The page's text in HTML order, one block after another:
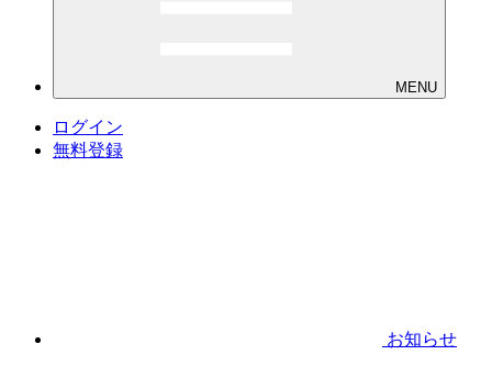
MENU
ログイン
無料登録
お知らせ